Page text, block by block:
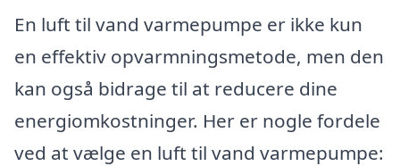
En luft til vand varmepumpe er ikke kun
en effektiv opvarmningsmetode, men den
kan også bidrage til at reducere dine
energiomkostninger. Her er nogle fordele
ved at vælge en luft til vand varmepumpe: